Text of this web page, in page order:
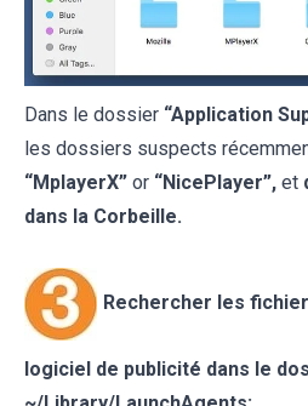
Dans le dossier “Application
les dossiers suspects
“MplayerX” or “NicePlayer”, et
dans la Corbeille.
Rechercher les
logiciel de publicité dans le